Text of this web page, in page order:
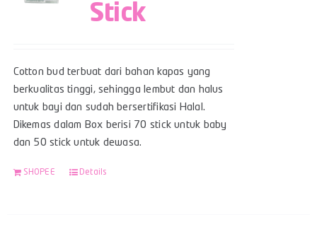
Stick
Cotton bud terbuat dari bahan kapas yang
berkualitas tinggi, sehingga lembut dan halus
untuk bayi dan sudah bersertifikasi Halal.
Dikemas dalam Box berisi 70 stick untuk baby
dan 50 stick untuk dewasa.
SHOPEE Details